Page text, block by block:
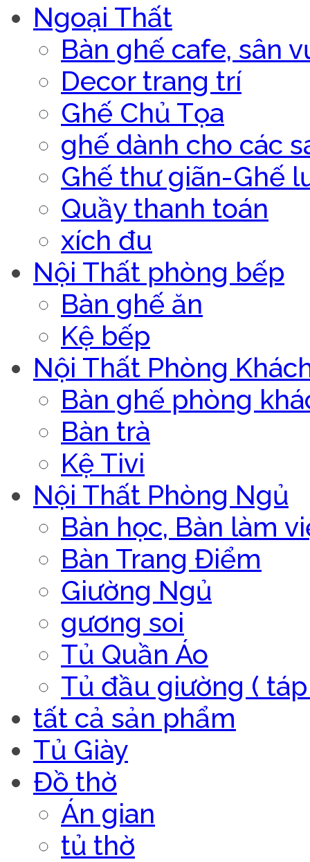
Ngoại Thất
Bàn ghế cafe, sân
Decor trang trí
Ghế Chủ Tọa
ghế dành cho các
Ghế thư giãn-Ghế
Quầy thanh toán
xích đu
Nội Thất phòng bếp
Bàn ghế ăn
Kệ bếp
Nội Thất Phòng
Bàn ghế phòng
Bàn trà
Kệ Tivi
Nội Thất Phòng Ngủ
Bàn học, Bàn làm
Bàn Trang Điểm
Giường Ngủ
gương soi
Tủ Quần Áo
Tủ đầu giường (
tất cả sản phẩm
Tủ Giày
Đồ thờ
Án gian
tủ thờ